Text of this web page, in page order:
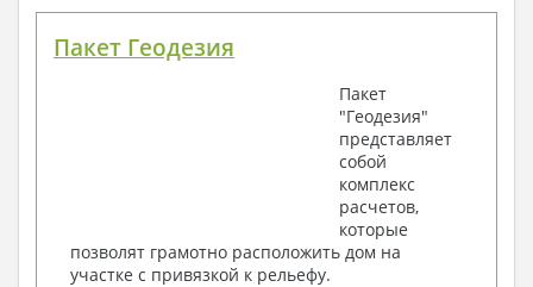
Пакет Геодезия
Пакет
"Геодезия"
представляет
собой
комплекс
расчетов,
которые
позволят грамотно расположить дом на
участке с привязкой к рельефу.